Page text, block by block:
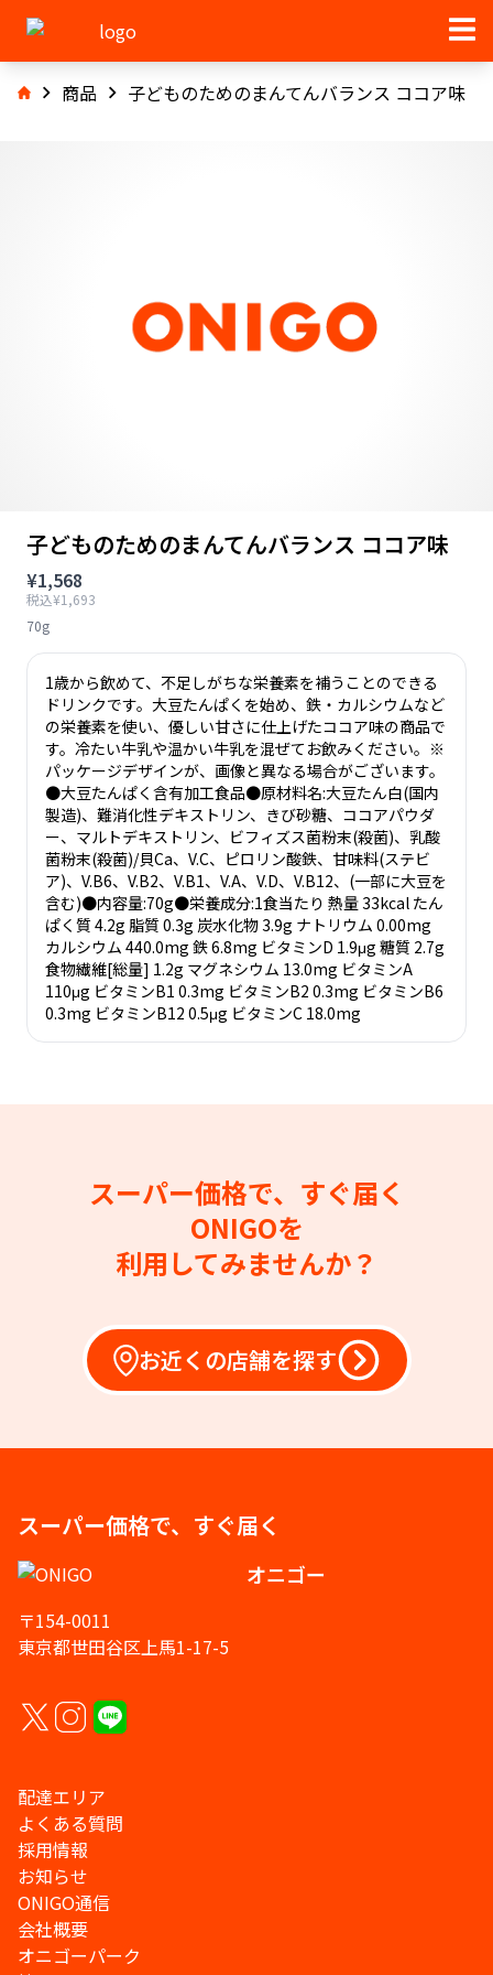
商品 子どものためのまんてんバランス ココア味
子どものためのまんてんバランス ココア味
¥1,568
税込¥1,693
70g
1歳から飲めて、不足しがちな栄養素を補うことのできる
ドリンクです。大豆たんぱくを始め、鉄・カルシウムなど
の栄養素を使い、優しい甘さに仕上げたココア味の商品で
す。冷たい牛乳や温かい牛乳を混ぜてお飲みください。※
パッケージデザインが、画像と異なる場合がございます。
●大豆たんぱく含有加工食品●原材料名:大豆たん白(国内
製造)、難消化性デキストリン、きび砂糖、ココアパウダ
ー、マルトデキストリン、ビフィズス菌粉末(殺菌)、乳酸
菌粉末(殺菌)/貝Ca、V.C、ピロリン酸鉄、甘味料(ステビ
ア)、V.B6、V.B2、V.B1、V.A、V.D、V.B12、(一部に大豆を
含む)●内容量:70g●栄養成分:1食当たり 熱量 33kcal たん
ぱく質 4.2g 脂質 0.3g 炭水化物 3.9g ナトリウム 0.00mg
カルシウム 440.0mg 鉄 6.8mg ビタミンD 1.9μg 糖質 2.7g
食物繊維[総量] 1.2g マグネシウム 13.0mg ビタミンA
110μg ビタミンB1 0.3mg ビタミンB2 0.3mg ビタミンB6
0.3mg ビタミンB12 0.5μg ビタミンC 18.0mg
スーパー価格で、すぐ届く
ONIGOを
利用してみませんか？
お近くの店舗を探す
スーパー価格で、すぐ届く
オニゴー
〒154-0011
東京都世田谷区上馬1-17-5
配達エリア
よくある質問
採用情報
お知らせ
ONIGO通信
会社概要
オニゴーパーク